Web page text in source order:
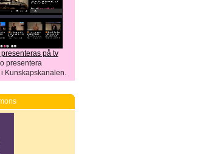
på tv
presentera
Kunskapskanalen.